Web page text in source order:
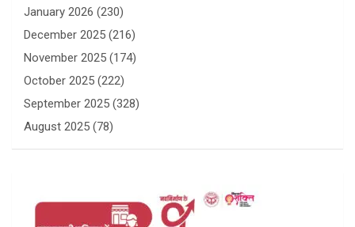
January 2026 (230)
December 2025 (216)
November 2025 (174)
October 2025 (222)
September 2025 (328)
August 2025 (78)